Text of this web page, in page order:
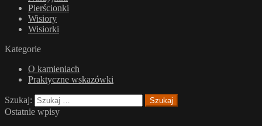
Pierścionki
Wisiory
Wisiorki
Kategorie
O kamieniach
Praktyczne wskazówki
Szukaj:
Ostatnie wpisy